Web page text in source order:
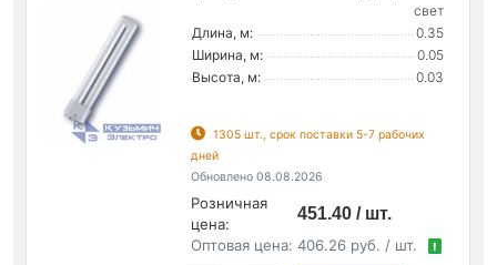
свет
Длина, м:
0.35
Ширина, м:
0.05
Высота, м:
0.03
1305 шт., срок поставки 5-7 рабочих
дней
Обновлено 08.08.2026
Розничная
цена:
451.40 / шт.
Оптовая цена: 406.26 руб. / шт. !